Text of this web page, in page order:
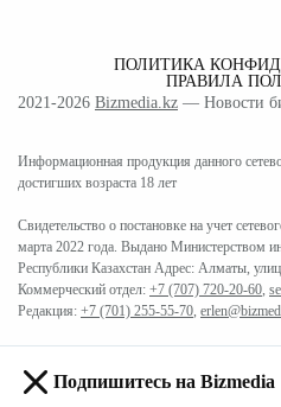
ПОЛИТИКА
ПРАВИЛА
2021-2026 Bizmedia.kz — Новости
Информационная продукция данного
достигших возраста 18 лет
Свидетельство о постановке на учет
марта 2022 года. Выдано Министерством
Республики Казахстан Адрес: Алматы,
Коммерческий отдел: +7 (707) 720-20-60
Редакция: +7 (701) 255-55-70
Подпишитесь на Bizmedia